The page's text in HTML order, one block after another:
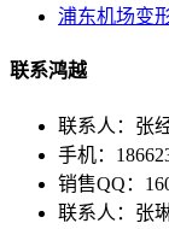
浦东机场变
联系鸿越
联系人：张
手机：
销售QQ：
联系人：张